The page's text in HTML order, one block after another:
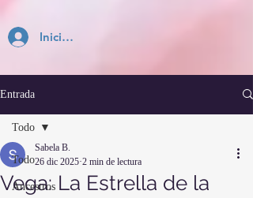
Inicia Sesión
Entrada
Todo
Ancestros
Todo
Vega: La Estrella de la
Sabela B.
26 dic 2025 2 min de lectura